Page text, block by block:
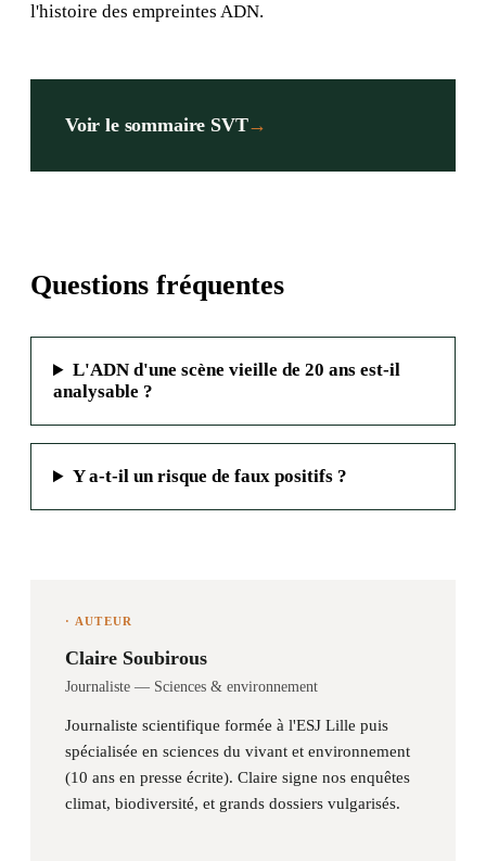
l'histoire des empreintes ADN.
Voir le sommaire SVT→
Questions fréquentes
L'ADN d'une scène vieille de 20 ans est-il
analysable ?
Y a-t-il un risque de faux positifs ?
· AUTEUR
Claire Soubirous
Journaliste — Sciences & environnement
Journaliste scientifique formée à l'ESJ Lille puis
spécialisée en sciences du vivant et environnement
(10 ans en presse écrite). Claire signe nos enquêtes
climat, biodiversité, et grands dossiers vulgarisés.